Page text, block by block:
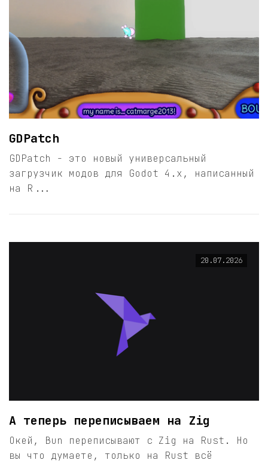
GDPatch
GDPatch - это новый универсальный
загрузчик модов для Godot 4.x, написанный
на R...
20.07.2026
А теперь переписываем на Zig
Окей, Bun переписывают с Zig на Rust. Но
вы что думаете, только на Rust всё